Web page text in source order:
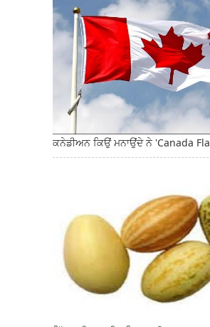
ਕਨੇਡੀਅਨ ਕਿਉਂ ਮਨਾਉਂਦੇ ਨੇ 'Canada